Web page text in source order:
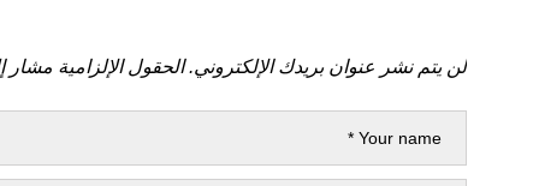
لن يتم نشر عنوان بريدك الإلكتروني. الحقول الإلزامية مشار